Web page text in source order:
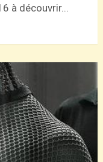
à découvrir...